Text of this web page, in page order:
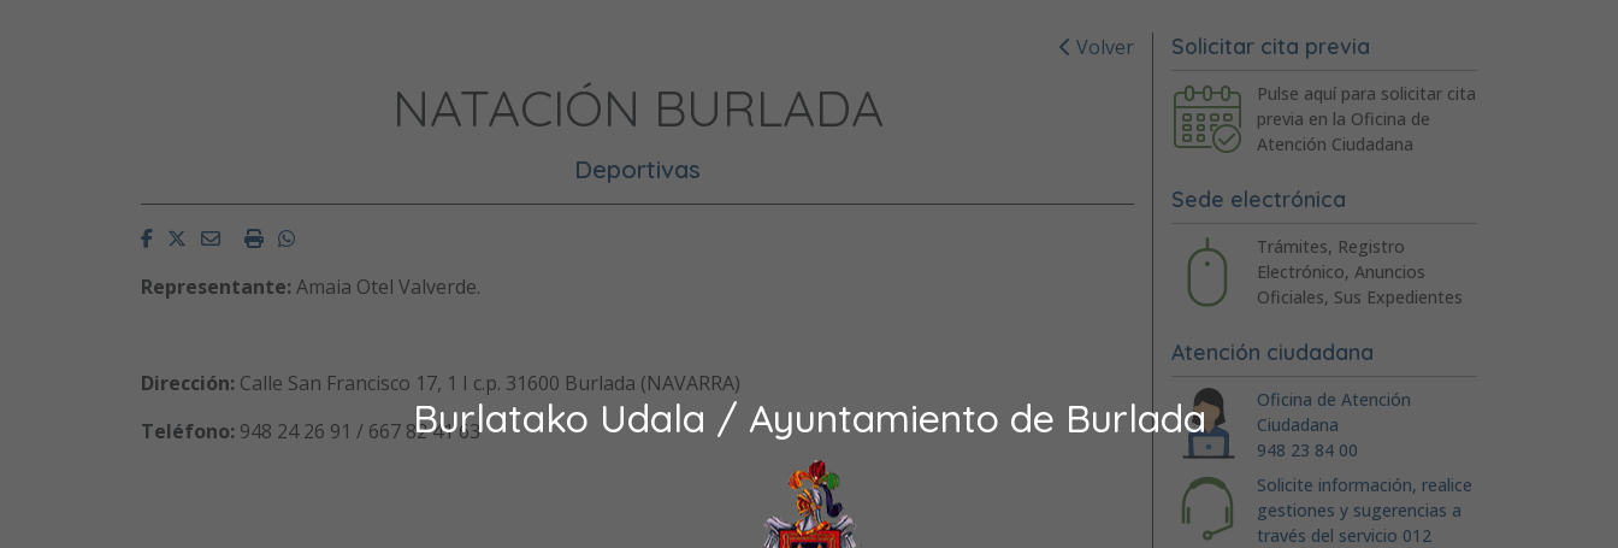
Burlatako Udala / Ayuntamiento de Burlada
Volver
NATACIÓN BURLADA
Deportivas
FacebookTwitterEmailImprimirWhatsapp
Representante: Amaia Otel Valverde.
Dirección: Calle San Francisco 17, 1 I c.p. 31600 Burlada (NAVARRA)
Teléfono: 948 24 26 91 / 667 82 41 63
Solicitar cita previa
Pulse aquí para solicitar cita
previa en la Oficina de
Atención Ciudadana
Sede electrónica
Trámites, Registro
Electrónico, Anuncios
Oficiales, Sus Expedientes
Atención ciudadana
Oficina de Atención
Ciudadana
948 23 84 00
Solicite información, realice
gestiones y sugerencias a
través del servicio 012